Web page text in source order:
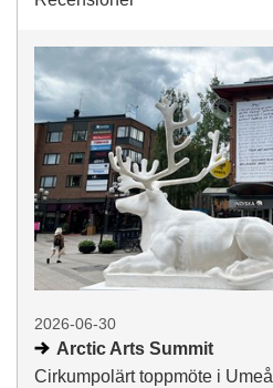
2026-06-30
Arctic Arts Summit
Cirkumpolärt toppmöte i Umeå